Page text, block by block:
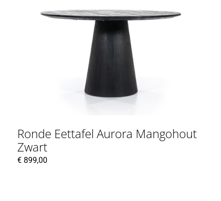
Ronde Eettafel Aurora Mangohout
Zwart
€ 899,00